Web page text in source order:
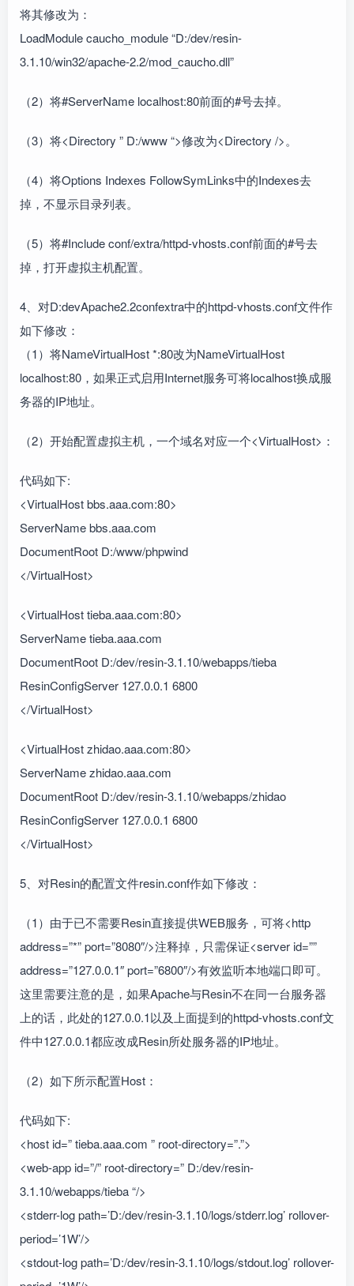
将其修改为：
LoadModule caucho_module “D:/dev/resin-
3.1.10/win32/apache-2.2/mod_caucho.dll”
（2）将#ServerName localhost:80前面的#号去掉。
（3）将<Directory ” D:/www “>修改为<Directory />。
（4）将Options Indexes FollowSymLinks中的Indexes去
掉，不显示目录列表。
（5）将#Include conf/extra/httpd-vhosts.conf前面的#号去
掉，打开虚拟主机配置。
4、对D:devApache2.2confextra中的httpd-vhosts.conf文件作
如下修改：
（1）将NameVirtualHost *:80改为NameVirtualHost
localhost:80，如果正式启用Internet服务可将localhost换成服
务器的IP地址。
（2）开始配置虚拟主机，一个域名对应一个<VirtualHost>：
代码如下:
<VirtualHost bbs.aaa.com:80>
ServerName bbs.aaa.com
DocumentRoot D:/www/phpwind
</VirtualHost>
<VirtualHost tieba.aaa.com:80>
ServerName tieba.aaa.com
DocumentRoot D:/dev/resin-3.1.10/webapps/tieba
ResinConfigServer 127.0.0.1 6800
</VirtualHost>
<VirtualHost zhidao.aaa.com:80>
ServerName zhidao.aaa.com
DocumentRoot D:/dev/resin-3.1.10/webapps/zhidao
ResinConfigServer 127.0.0.1 6800
</VirtualHost>
5、对Resin的配置文件resin.conf作如下修改：
（1）由于已不需要Resin直接提供WEB服务，可将<http
address=”*” port=”8080″/>注释掉，只需保证<server id=””
address=”127.0.0.1″ port=”6800″/>有效监听本地端口即可。
这里需要注意的是，如果Apache与Resin不在同一台服务器
上的话，此处的127.0.0.1以及上面提到的httpd-vhosts.conf文
件中127.0.0.1都应改成Resin所处服务器的IP地址。
（2）如下所示配置Host：
代码如下:
<host id=” tieba.aaa.com ” root-directory=”.”>
<web-app id=”/” root-directory=” D:/dev/resin-
3.1.10/webapps/tieba “/>
<stderr-log path=’D:/dev/resin-3.1.10/logs/stderr.log’ rollover-
period=’1W’/>
<stdout-log path=’D:/dev/resin-3.1.10/logs/stdout.log’ rollover-